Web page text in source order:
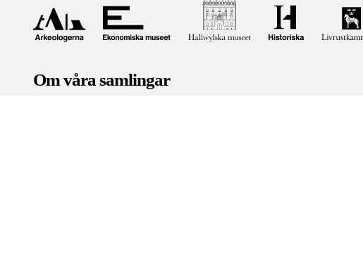
Om våra samlingar